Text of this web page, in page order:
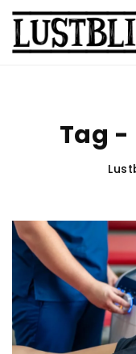
Tag